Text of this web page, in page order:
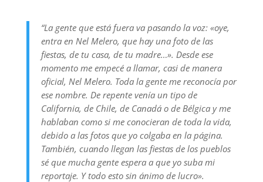
“La gente que está fuera va pasando la voz: «oye,
entra en Nel Melero, que hay una foto de las
fiestas, de tu casa, de tu madre…». Desde ese
momento me empecé a llamar, casi de manera
oficial, Nel Melero. Toda la gente me reconocía por
ese nombre. De repente venía un tipo de
California, de Chile, de Canadá o de Bélgica y me
hablaban como si me conocieran de toda la vida,
debido a las fotos que yo colgaba en la página.
También, cuando llegan las fiestas de los pueblos
sé que mucha gente espera a que yo suba mi
reportaje. Y todo esto sin ánimo de lucro».